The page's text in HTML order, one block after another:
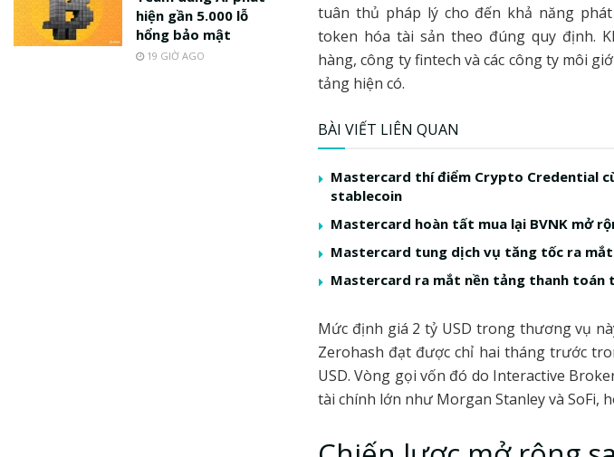
tuân thủ pháp lý cho đến khả năng
token hóa tài sản theo đúng quy định.
hàng, công ty fintech và các công ty môi
tảng hiện có.
BÀI VIẾT LIÊN QUAN
Mastercard thí điểm Crypto Credential
stablecoin
Mastercard hoàn tất mua lại BVNK mở
Mastercard tung dịch vụ tăng tốc ra
Mastercard ra mắt nền tảng thanh toán
Mức định giá 2 tỷ USD trong thương vụ
Zerohash đạt được chỉ hai tháng trước
USD. Vòng gọi vốn đó do Interactive
tài chính lớn như Morgan Stanley và SoFi,
hiện gần 5.000 lỗ
hổng bảo mật
19 GIỜ AGO